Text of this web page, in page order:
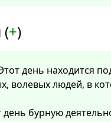
(+)
день находится
волевых людей, в
день бурную